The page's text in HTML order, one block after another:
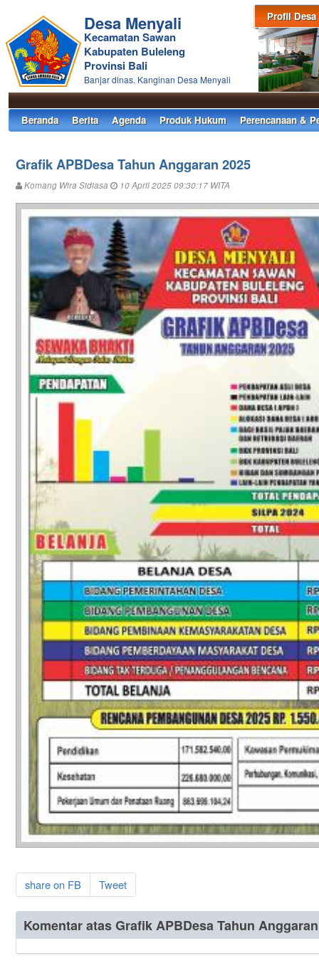
Profil Desa
Desa Menyali
Kecamatan Sawan
Kabupaten Buleleng
Provinsi Bali
Banjar dinas. Kanginan Desa Menyali
Beranda Berita Agenda Produk Hukum Perencanaan &
Grafik APBDesa Tahun Anggaran 2025
Komang Wira Sidiasa 10 April 2025 09:30:17 WITA
share on FB Tweet
Komentar atas Grafik APBDesa Tahun